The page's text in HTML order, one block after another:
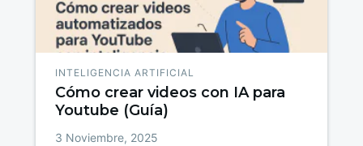
INTELIGENCIA ARTIFICIAL
Cómo crear videos con IA para
Youtube (Guía)
3 Noviembre, 2025